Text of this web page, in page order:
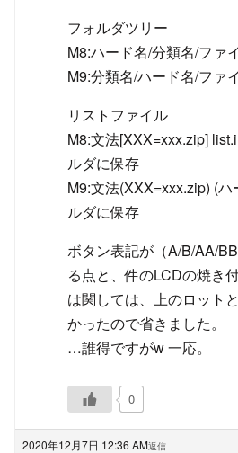
フォルダツリー
M8:ハード名/分類名/ファ
M9:分類名/ハード名/ファ
リストファイル
M8:文法[XXX=xxx.zip]
ルダに保存
M9:文法(XXX=xxx.zip) (
ルダに保存
ボタン表記が（A/B/AA/
る点と、件のLCDの焼き
は関しては、上のロット
かったので省きました。
…誰得ですがw 一応。
0
2020年12月7日 12:36 AM返信